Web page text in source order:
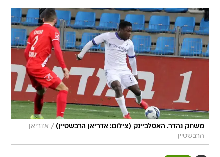
משחק נהדר. האסלביינק (צילום: אדריאן הרבשטיין) / אדריאן
הרבשטיין